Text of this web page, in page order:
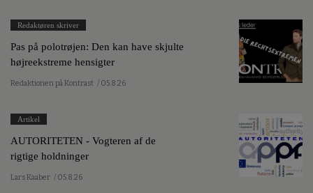
Redaktøren skriver
Pas på polotrøjen: Den kan have skjulte
højreekstreme hensigter
Redaktionen på Kontrast / 05.8.26
Artikel
AUTORITETEN - Vogteren af de
rigtige holdninger
Lars Kaaber / 05.8.26